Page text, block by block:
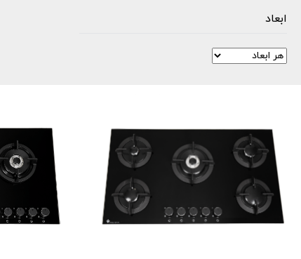
ابعاد